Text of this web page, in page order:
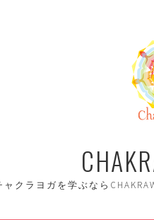
クラヨガを学ぶなら